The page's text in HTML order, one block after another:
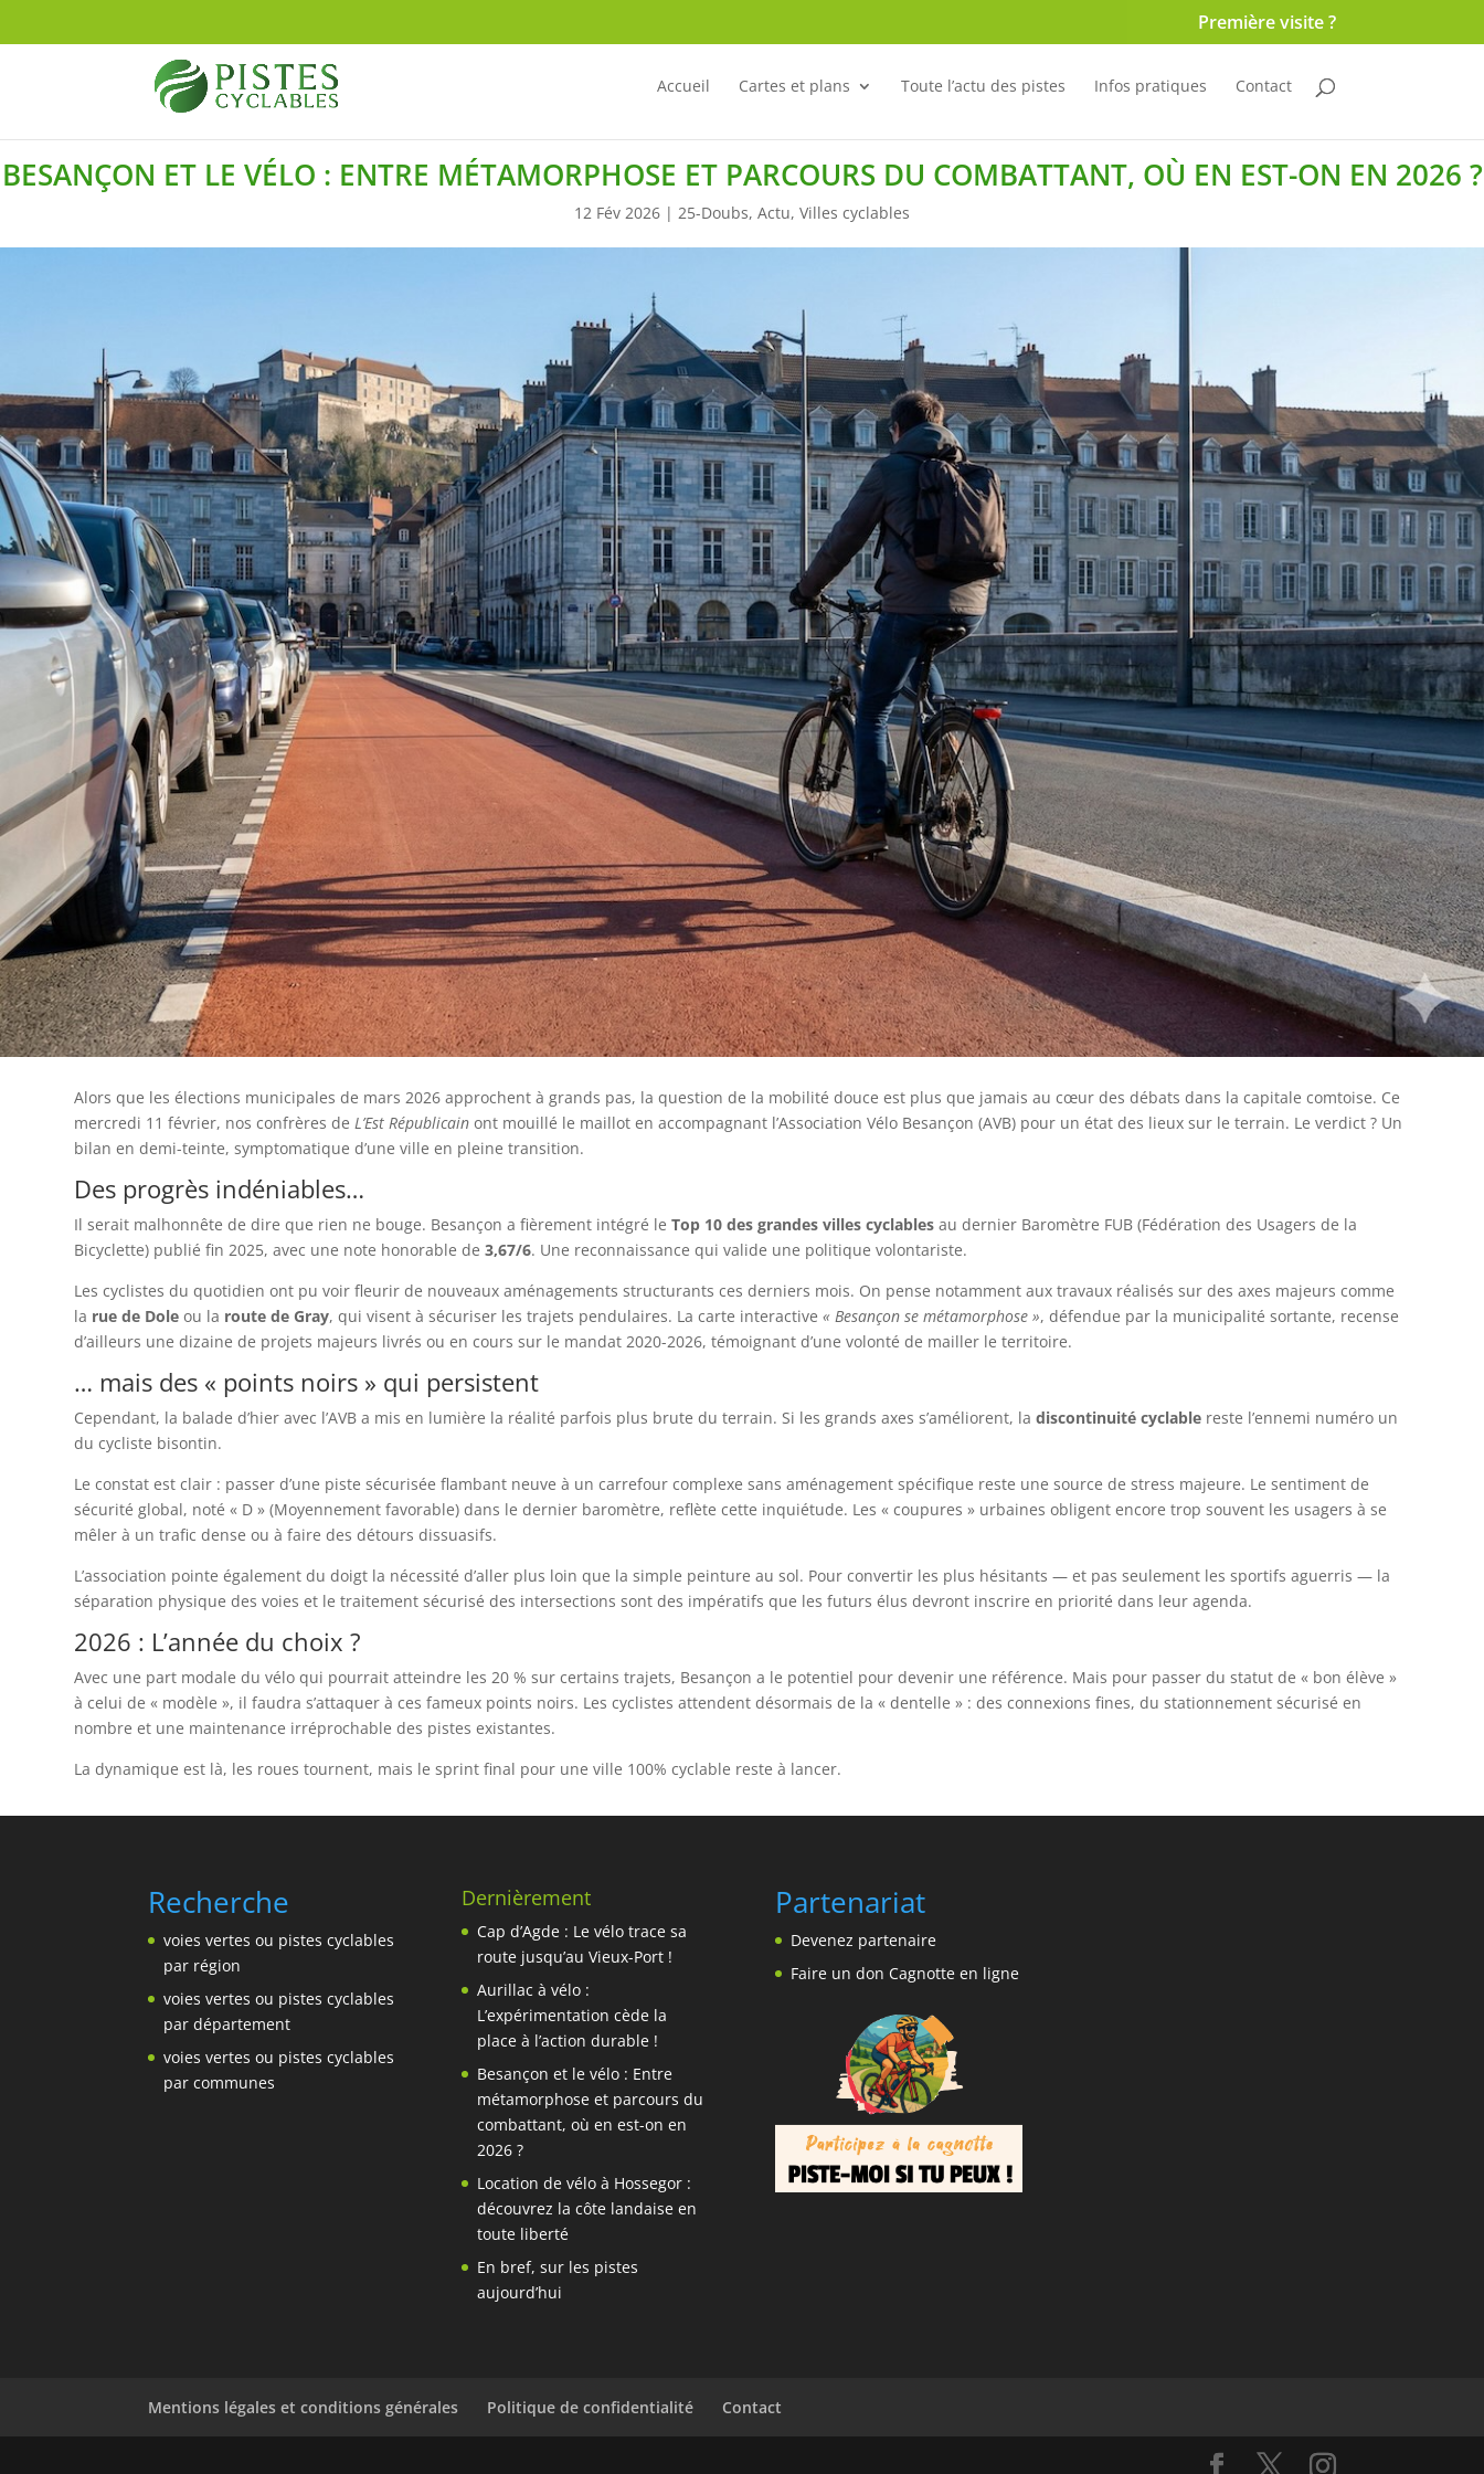
Première visite ?
Accueil Cartes et plans Toute l’actu des pistes Infos pratiques Contact
BESANÇON ET LE VÉLO : ENTRE MÉTAMORPHOSE ET PARCOURS DU COMBATTANT, OÙ EN EST-ON EN 2026 ?
12 Fév 2026 | 25-Doubs, Actu, Villes cyclables
Alors que les élections municipales de mars 2026 approchent à grands pas, la question de la mobilité douce est plus que jamais au cœur des débats dans la capitale comtoise. Ce
mercredi 11 février, nos confrères deL’Est Républicain ont mouillé le maillot en accompagnant l’Association Vélo Besançon (AVB) pour un état des lieux sur le terrain. Le verdict ? Un
bilan en demi-teinte, symptomatique d’une ville en pleine transition.
Des progrès indéniables…
Il serait malhonnête de dire que rien ne bouge. Besançon a fièrement intégré leTop 10 des grandes villes cyclables au dernier Baromètre FUB (Fédération des Usagers de la
Bicyclette) publié fin 2025, avec une note honorable de3,67/6. Une reconnaissance qui valide une politique volontariste.
Les cyclistes du quotidien ont pu voir fleurir de nouveaux aménagements structurants ces derniers mois. On pense notamment aux travaux réalisés sur des axes majeurs comme
la rue de Dole ou la route de Gray, qui visent à sécuriser les trajets pendulaires. La carte interactive« Besançon se métamorphose », défendue par la municipalité sortante, recense
d’ailleurs une dizaine de projets majeurs livrés ou en cours sur le mandat 2020-2026, témoignant d’une volonté de mailler le territoire.
… mais des « points noirs » qui persistent
Cependant, la balade d’hier avec l’AVB a mis en lumière la réalité parfois plus brute du terrain. Si les grands axes s’améliorent, ladiscontinuité cyclable reste l’ennemi numéro un
du cycliste bisontin.
Le constat est clair : passer d’une piste sécurisée flambant neuve à un carrefour complexe sans aménagement spécifique reste une source de stress majeure. Le sentiment de
sécurité global, noté « D » (Moyennement favorable) dans le dernier baromètre, reflète cette inquiétude. Les « coupures » urbaines obligent encore trop souvent les usagers à se
mêler à un trafic dense ou à faire des détours dissuasifs.
L’association pointe également du doigt la nécessité d’aller plus loin que la simple peinture au sol. Pour convertir les plus hésitants — et pas seulement les sportifs aguerris — la
séparation physique des voies et le traitement sécurisé des intersections sont des impératifs que les futurs élus devront inscrire en priorité dans leur agenda.
2026 : L’année du choix ?
Avec une part modale du vélo qui pourrait atteindre les 20 % sur certains trajets, Besançon a le potentiel pour devenir une référence. Mais pour passer du statut de « bon élève »
à celui de « modèle », il faudra s’attaquer à ces fameux points noirs. Les cyclistes attendent désormais de la « dentelle » : des connexions fines, du stationnement sécurisé en
nombre et une maintenance irréprochable des pistes existantes.
La dynamique est là, les roues tournent, mais le sprint final pour une ville 100% cyclable reste à lancer.
Recherche
voies vertes ou pistes cyclables
par région
voies vertes ou pistes cyclables
par département
voies vertes ou pistes cyclables
par communes
Dernièrement
Cap d’Agde : Le vélo trace sa
route jusqu’au Vieux-Port !
Aurillac à vélo :
L’expérimentation cède la
place à l’action durable !
Besançon et le vélo : Entre
métamorphose et parcours du
combattant, où en est-on en
2026 ?
Location de vélo à Hossegor :
découvrez la côte landaise en
toute liberté
En bref, sur les pistes
aujourd’hui
Partenariat
Devenez partenaire
Faire un don Cagnotte en ligne
Mentions légales et conditions générales Politique de confidentialité Contact